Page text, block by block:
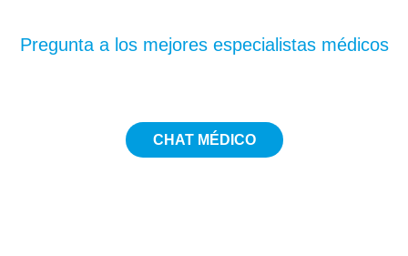
Pregunta a los mejores especialistas médicos
CHAT MÉDICO